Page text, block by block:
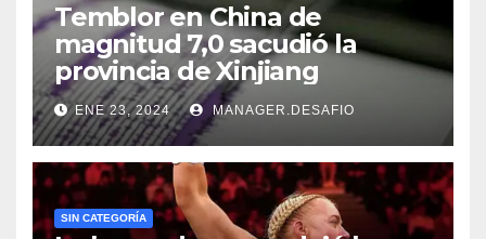
Temblor en China de
magnitud 7,0 sacudió la
provincia de Xinjiang
ENE 23, 2024 MANAGER.DESAFIO
SIN CATEGORÍA